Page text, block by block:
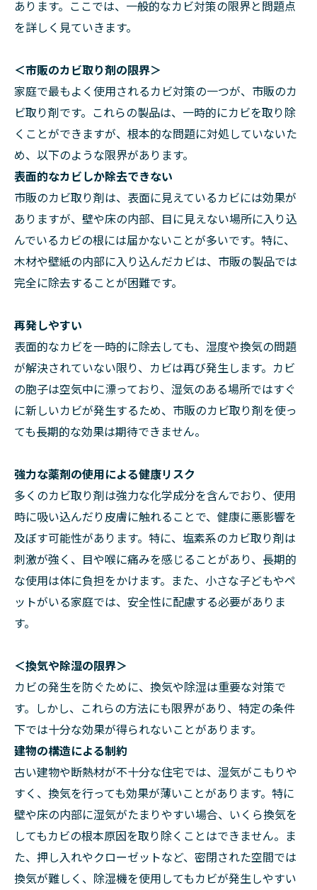
あります。ここでは、一般的なカビ対策の限界と問題点
を詳しく見ていきます。
＜市販のカビ取り剤の限界＞
家庭で最もよく使用されるカビ対策の一つが、市販のカ
ビ取り剤です。これらの製品は、一時的にカビを取り除
くことができますが、根本的な問題に対処していないた
め、以下のような限界があります。
表面的なカビしか除去できない
市販のカビ取り剤は、表面に見えているカビには効果が
ありますが、壁や床の内部、目に見えない場所に入り込
んでいるカビの根には届かないことが多いです。特に、
木材や壁紙の内部に入り込んだカビは、市販の製品では
完全に除去することが困難です。
再発しやすい
表面的なカビを一時的に除去しても、湿度や換気の問題
が解決されていない限り、カビは再び発生します。カビ
の胞子は空気中に漂っており、湿気のある場所ではすぐ
に新しいカビが発生するため、市販のカビ取り剤を使っ
ても長期的な効果は期待できません。
強力な薬剤の使用による健康リスク
多くのカビ取り剤は強力な化学成分を含んでおり、使用
時に吸い込んだり皮膚に触れることで、健康に悪影響を
及ぼす可能性があります。特に、塩素系のカビ取り剤は
刺激が強く、目や喉に痛みを感じることがあり、長期的
な使用は体に負担をかけます。また、小さな子どもやペ
ットがいる家庭では、安全性に配慮する必要がありま
す。
＜換気や除湿の限界＞
カビの発生を防ぐために、換気や除湿は重要な対策で
す。しかし、これらの方法にも限界があり、特定の条件
下では十分な効果が得られないことがあります。
建物の構造による制約
古い建物や断熱材が不十分な住宅では、湿気がこもりや
すく、換気を行っても効果が薄いことがあります。特に
壁や床の内部に湿気がたまりやすい場合、いくら換気を
してもカビの根本原因を取り除くことはできません。ま
た、押し入れやクローゼットなど、密閉された空間では
換気が難しく、除湿機を使用してもカビが発生しやすい